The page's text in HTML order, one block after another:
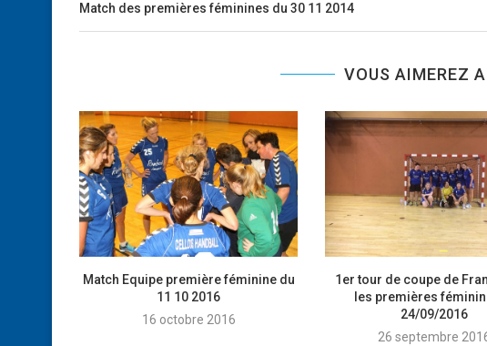
Match des premières féminines du 30 11 2014
VOUS AIMEREZ
Match Equipe première féminine du
11 10 2016
16 octobre 2016
1er tour de coupe de
les premières
24/09/2016
26 septembre